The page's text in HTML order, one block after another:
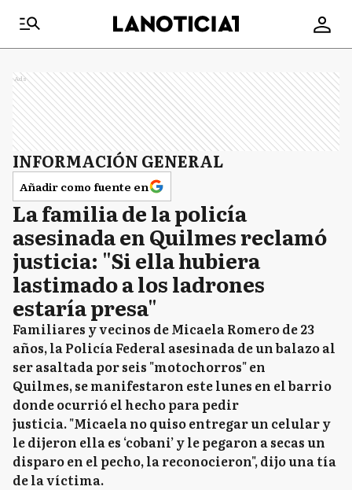
Ads
INFORMACIÓN GENERAL
Añadir como fuente en
La familia de la policía
asesinada en Quilmes reclamó
justicia: "Si ella hubiera
lastimado a los ladrones
estaría presa"
Familiares y vecinos de Micaela Romero de 23
años, la Policía Federal asesinada de un balazo al
ser asaltada por seis "motochorros" en
Quilmes, se manifestaron este lunes en el barrio
donde ocurrió el hecho para pedir
justicia. "Micaela no quiso entregar un celular y
le dijeron ella es ‘cobani’ y le pegaron a secas un
disparo en el pecho, la reconocieron", dijo una tía
de la víctima.